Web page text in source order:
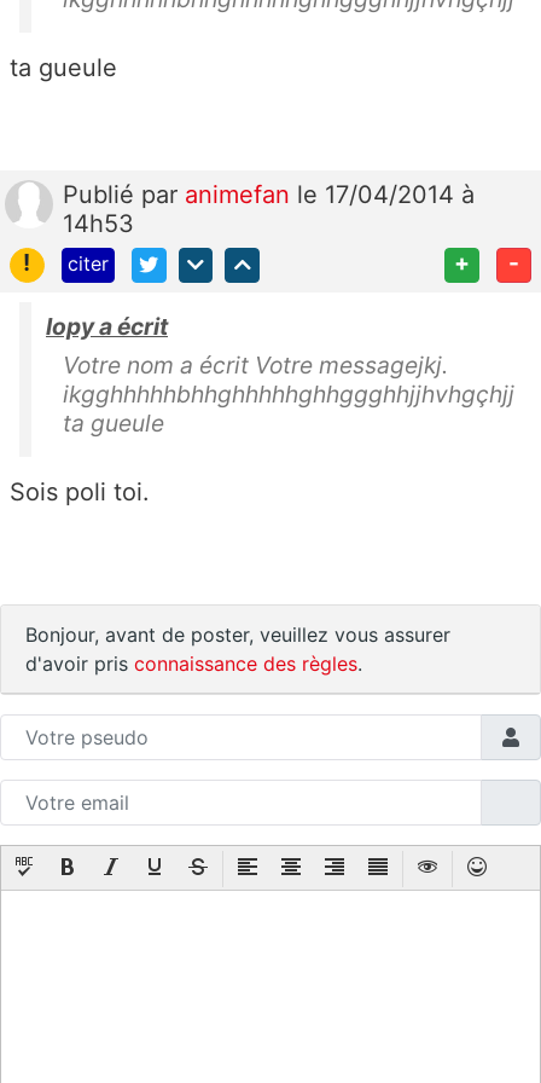
ta gueule
Publié par animefan le 17/04/2014 à
14h53
!
citer + -
lopy a écrit
Votre nom a écrit Votre messagejkj.
ikgghhhhhbhhghhhhhghhggghhjjhvhgçhjj
ta gueule
Sois poli toi.
Bonjour, avant de poster, veuillez vous assurer
d'avoir pris connaissance des règles.